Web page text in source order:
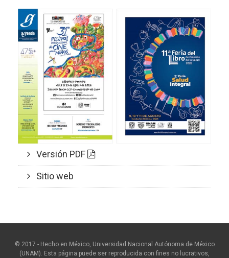
Versión PDF
Sitio web
© 2017 - Hecho en México, Universidad Nacional Autónoma de México
(UNAM). Esta página puede ser reproducida con fines no lucrativos,